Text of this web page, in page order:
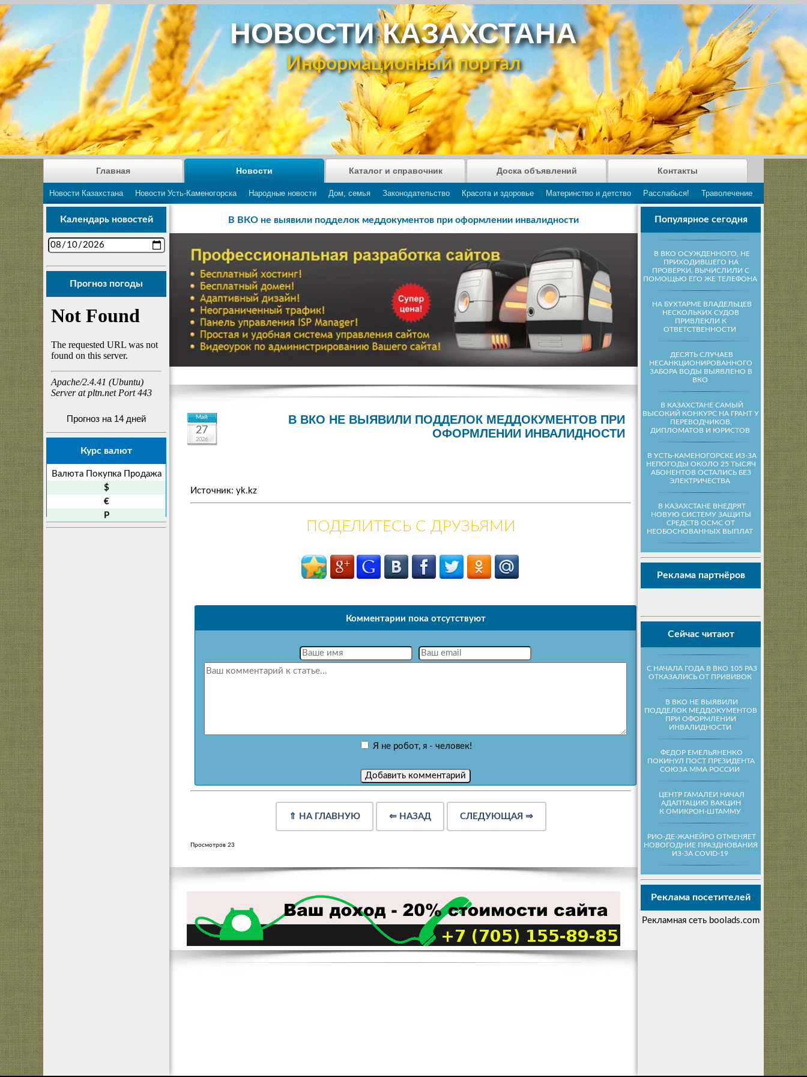
НОВОСТИ КАЗАХСТАНА
Информационный портал
Главная Новости
Новости Казахстана Новости Усть-Каменогорска Народные новости Дом, семья Законодательство Красота и здоровье Материнство и детство Расслабься! Траволечение
Каталог и справочник Доска объявлений Контакты
Популярное сегодня
В ВКО ОСУЖДЕННОГО, НЕ
ПРИХОДИВШЕГО НА
ПРОВЕРКИ, ВЫЧИСЛИЛИ С
ПОМОЩЬЮ ЕГО ЖЕ ТЕЛЕФОНА
НА БУХТАРМЕ ВЛАДЕЛЬЦЕВ
НЕСКОЛЬКИХ СУДОВ
ПРИВЛЕКЛИ К
ОТВЕТСТВЕННОСТИ
ДЕСЯТЬ СЛУЧАЕВ
НЕСАНКЦИОНИРОВАННОГО
ЗАБОРА ВОДЫ ВЫЯВЛЕНО В
ВКО
В КАЗАХСТАНЕ САМЫЙ
ВЫСОКИЙ КОНКУРС НА ГРАНТ У
ПЕРЕВОДЧИКОВ,
ДИПЛОМАТОВ И ЮРИСТОВ
В УСТЬ-КАМЕНОГОРСКЕ ИЗ-ЗА
НЕПОГОДЫ ОКОЛО 25 ТЫСЯЧ
АБОНЕНТОВ ОСТАЛИСЬ БЕЗ
ЭЛЕКТРИЧЕСТВА
В КАЗАХСТАНЕ ВНЕДРЯТ
НОВУЮ СИСТЕМУ ЗАЩИТЫ
СРЕДСТВ ОСМС ОТ
НЕОБОСНОВАННЫХ ВЫПЛАТ
Реклама партнёров
Сейчас читают
С НАЧАЛА ГОДА В ВКО 105 РАЗ
ОТКАЗАЛИСЬ ОТ ПРИВИВОК
В ВКО НЕ ВЫЯВИЛИ
ПОДДЕЛОК МЕДДОКУМЕНТОВ
ПРИ ОФОРМЛЕНИИ
ИНВАЛИДНОСТИ
ФЕДОР ЕМЕЛЬЯНЕНКО
ПОКИНУЛ ПОСТ ПРЕЗИДЕНТА
СОЮЗА ММА РОССИИ
ЦЕНТР ГАМАЛЕИ НАЧАЛ
АДАПТАЦИЮ ВАКЦИН
К ОМИКРОН-ШТАММУ
РИО-ДЕ-ЖАНЕЙРО ОТМЕНЯЕТ
НОВОГОДНИЕ ПРАЗДНОВАНИЯ
ИЗ-ЗА COVID-19
Реклама посетителей
Рекламная сеть boolads.com
Календарь новостей
Прогноз погоды
Прогноз на 14 дней
Курс валют
Валюта Покупка
Продажа
$
€
P
В ВКО не выявили подделок меддокументов при оформлении инвалидности
Май
27
2026
В ВКО НЕ ВЫЯВИЛИ ПОДДЕЛОК МЕДДОКУМЕНТОВ ПРИ
ОФОРМЛЕНИИ ИНВАЛИДНОСТИ
Источник: yk.kz
ПОДЕЛИТЕСЬ С ДРУЗЬЯМИ
Комментарии пока отсутствуют
Я не робот, я - человек!
⇑ НА ГЛАВНУЮ ⇐ НАЗАД СЛЕДУЮЩАЯ ⇒
Просмотров 23